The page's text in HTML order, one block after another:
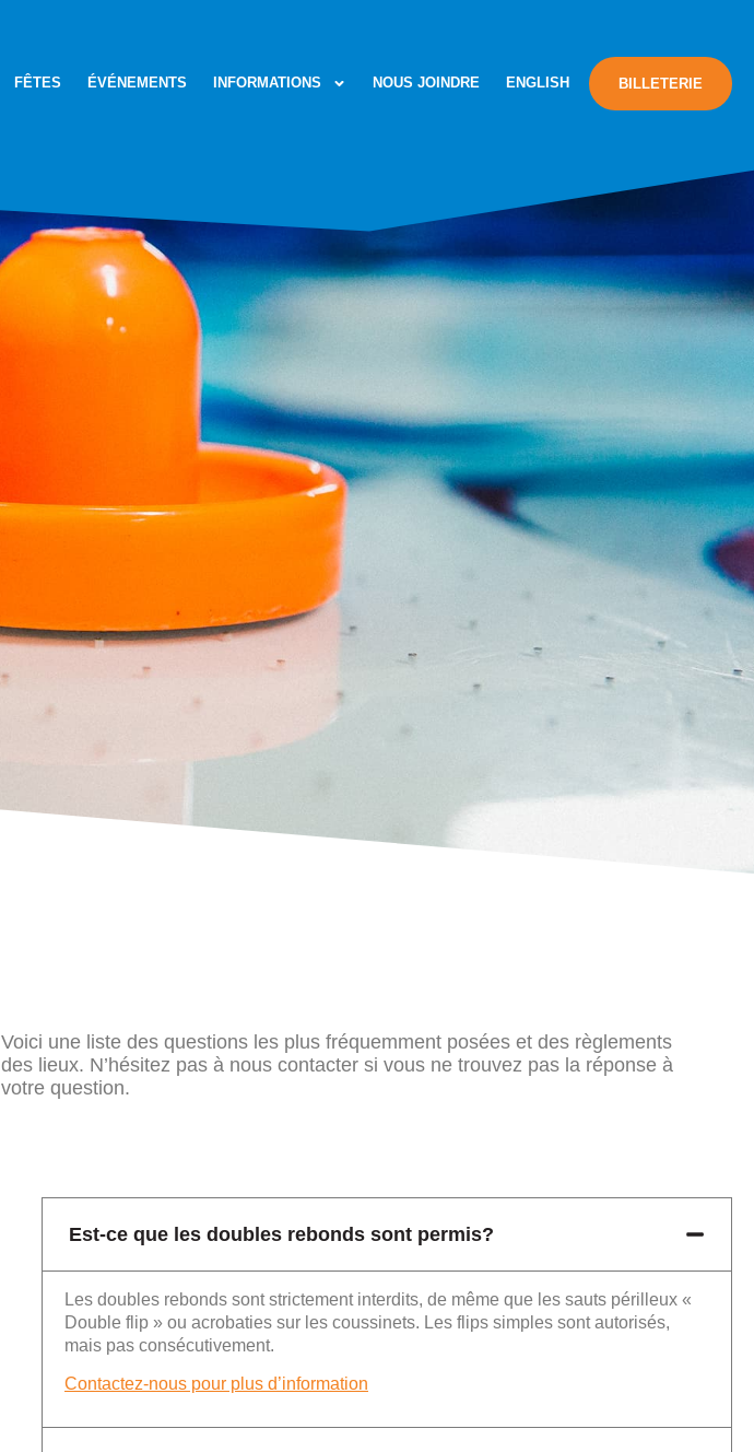
FÊTES ÉVÉNEMENTS INFORMATIONS NOUS JOINDRE ENGLISH BILLETERIE
Voici une liste des questions les plus fréquemment posées et des règlements
des lieux. N’hésitez pas à nous contacter si vous ne trouvez pas la réponse à
votre question.
Est-ce que les doubles rebonds sont permis?
Les doubles rebonds sont strictement interdits, de même que les sauts périlleux «
Double flip » ou acrobaties sur les coussinets. Les flips simples sont autorisés,
mais pas consécutivement.
Contactez-nous pour plus d’information